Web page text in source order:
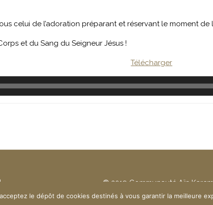
celui de l’adoration préparant et réservant le moment de
et du Sang du Seigneur Jésus !
Télécharger
|
- © 2019 Communauté Aïn Karem
le dépôt de cookies destinés à vous garantir la meilleure